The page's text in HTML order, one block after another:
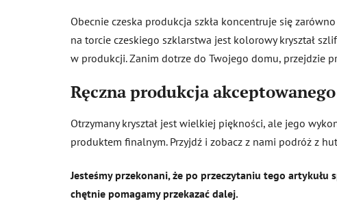
Obecnie czeska produkcja szkła koncentruje się
na torcie czeskiego szklarstwa jest kolorowy kryształ
w produkcji. Zanim dotrze do Twojego domu, przejdzie
Ręczna produkcja
Otrzymany kryształ jest wielkiej piękności, ale jego
produktem finalnym. Przyjdź i zobacz z nami podróż z
Jesteśmy przekonani, że po przeczytaniu tego artykułu
chętnie pomagamy przekazać dalej.